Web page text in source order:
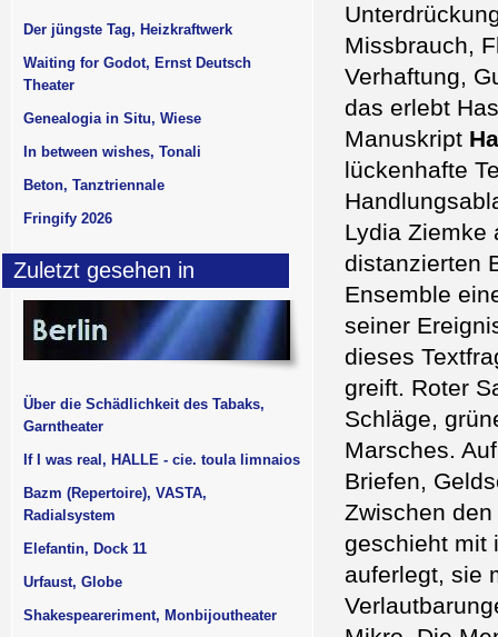
Missbrauch,
Verhaftung,
das erlebt
Manuskript
lückenhafte
Lydia Ziemke
distanzierten
Ensemble
seiner
dieses
greift. Roter
Schläge,
Marsches.
Briefen,
Zwischen
geschieht mit
auferlegt, sie
Der jüngste Tag, Heizkraftwerk
Waiting for Godot, Ernst Deutsch
Theater
Genealogia in Situ, Wiese
In between wishes, Tonali
Beton, Tanztriennale
Fringify 2026
Zuletzt gesehen in
Über die Schädlichkeit des Tabaks,
Garntheater
If I was real, HALLE - cie. toula limnaios
Bazm (Repertoire), VASTA,
Radialsystem
Elefantin, Dock 11
Urfaust, Globe
Shakespeareriment, Monbijoutheater